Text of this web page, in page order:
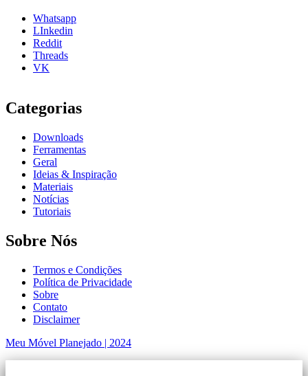
Whatsapp
LInkedin
Reddit
Threads
VK
Categorias
Downloads
Ferramentas
Geral
Ideias & Inspiração
Materiais
Notícias
Tutoriais
Sobre Nós
Termos e Condições
Política de Privacidade
Sobre
Contato
Disclaimer
Meu Móvel Planejado | 2024